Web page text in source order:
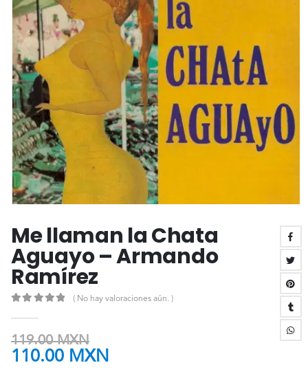
Me llaman la Chata
Aguayo – Armando
Ramírez
( No hay valoraciones aún. )
119.00MXN
110.00 MXN